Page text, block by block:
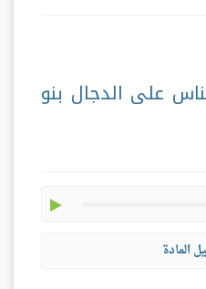
على الدجال بنو
المادة